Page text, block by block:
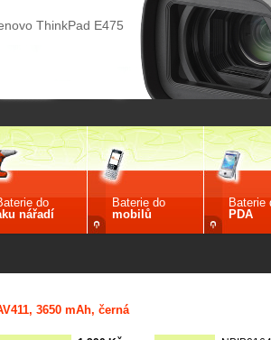
ThinkPad E475
do
nářadí
Baterie do
mobilů
Baterie
PDA
3650 mAh, černá